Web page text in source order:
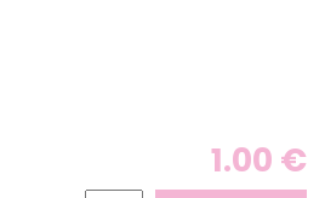
1.00 €